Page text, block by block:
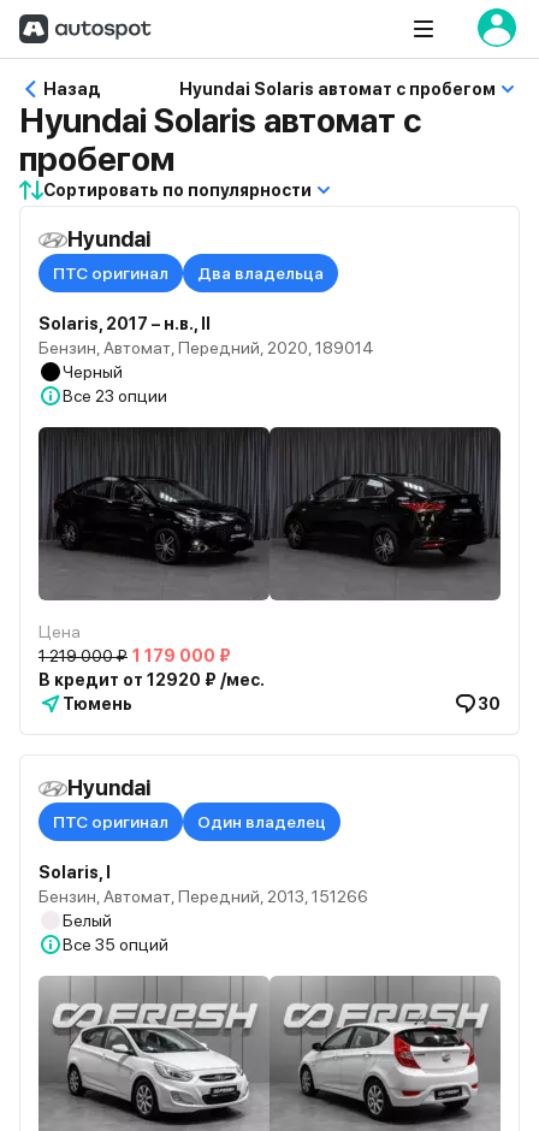
Назад Hyundai Solaris автомат с пробегом
Hyundai Solaris автомат с
пробегом
Сортировать по популярности
Hyundai
ПТС оригинал Два владельца
Solaris, 2017 – н.в., II
Бензин, Автомат, Передний, 2020, 189014
Черный
Все 23 опции
Цена
1 219 000 ₽ 1 179 000 ₽
В кредит от 12920 ₽ /мес.
Тюмень
30
Hyundai
ПТС оригинал Один владелец
Solaris, I
Бензин, Автомат, Передний, 2013, 151266
Белый
Все 35 опций